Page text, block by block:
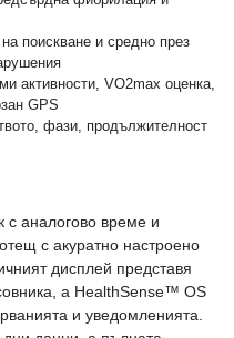
поискване и средно през
активности, VO2max оценка,
GPS
фази, продължителност
с аналогово време и
с акуратно настроено
дисплей представя
а HealthSense™ OS
и уведомленията.